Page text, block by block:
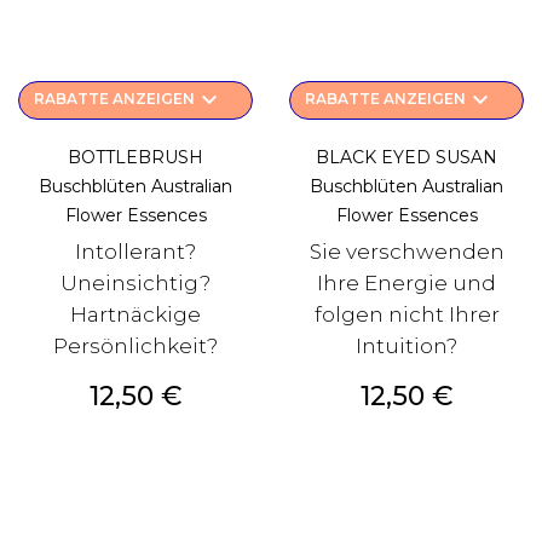
RABATTE ANZEIGEN keyboard_arrow_down
BOTTLEBRUSH
Buschblüten Australian
Flower Essences
Intollerant?
Uneinsichtig?
Hartnäckige
Persönlichkeit?
Preis
12,50 €
RABATTE ANZEIGEN keyboard_arrow_down
BLACK EYED SUSAN
Buschblüten Australian
Flower Essences
Sie verschwenden
Ihre Energie und
folgen nicht Ihrer
Intuition?
Preis
12,50 €